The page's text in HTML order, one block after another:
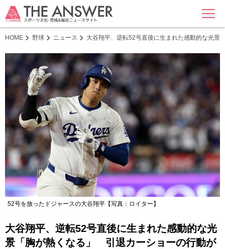
MENU
HOME 野球 ニュース 大谷翔平、逆転52号直後に生まれた感動的な光
52号を放ったドジャースの大谷翔平【写真：ロイター】
大谷翔平、逆転52号直後に生まれた感動的な光
景「胸が熱くなる」 引退カーショーの行動が